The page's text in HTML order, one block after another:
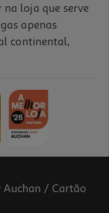
Anos
na loja que serve
apenas
continental,
Auchan / Cartão